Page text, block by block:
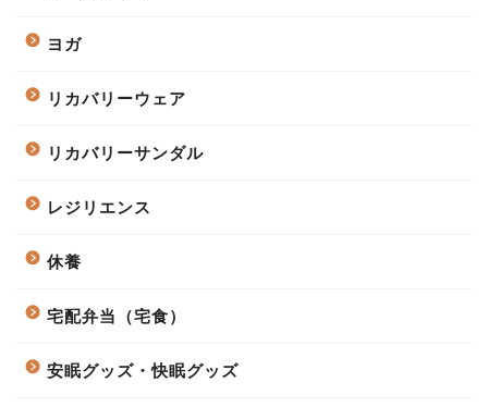
ヨガ
リカバリーウェア
リカバリーサンダル
レジリエンス
休養
宅配弁当（宅食）
安眠グッズ・快眠グッズ